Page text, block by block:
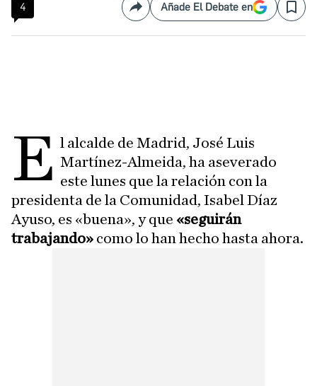
4 CompartirAñade El Debate en Save
E l alcalde de Madrid, José Luis
Martínez-Almeida, ha aseverado
este lunes que la relación con la
presidenta de la Comunidad, Isabel Díaz
Ayuso, es «buena», y que «seguirán
trabajando» como lo han hecho hasta ahora.